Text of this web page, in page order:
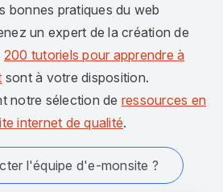
bonnes pratiques du web
un expert de la création de
200 tutoriels pour apprendre à
sont à votre disposition.
notre sélection de ressources en
internet de qualité.
l'équipe d'e-monsite ?